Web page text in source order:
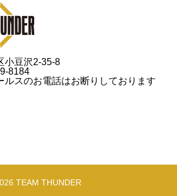
小豆沢2-35-8
8184
スのお電話はお断りしております
TEAM THUNDER